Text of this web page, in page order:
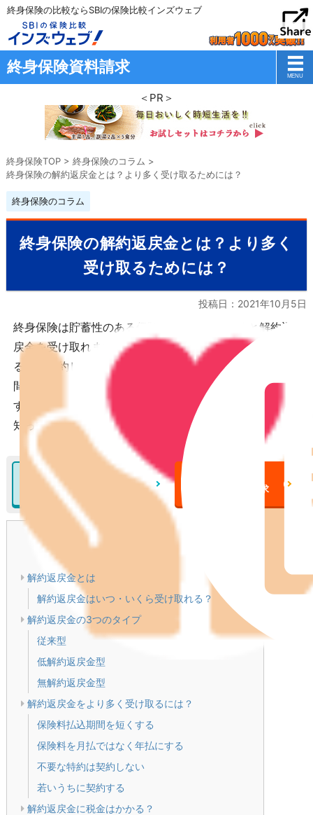
終身保険の比較ならSBIの保険比較インズウェブ
終身保険資料請求
＜PR＞
終身保険TOP> 終身保険のコラム >
終身保険の解約返戻金とは？より多く受け取るためには？
終身保険のコラム
終身保険の解約返戻金とは？より多く
受け取るためには？
投稿日： 2021年10月5日
終身保険は貯蓄性のある保険であり、解約すると解約返
戻金を受け取れます。解約返戻金としていくら受け取れ
るかは契約している保険の内容や契約してからの経過期
間によって異なってきます。貯蓄目的で終身保険に契約
する場合は損をしないように解約返戻金について詳しく
知っておきましょう。
終身保険について
の詳細をみる
一括資料請求
解約返戻金とは
解約返戻金はいつ・いくら受け取れる？
解約返戻金の3つのタイプ
従来型
低解約返戻金型
無解約返戻金型
解約返戻金をより多く受け取るには？
保険料払込期間を短くする
保険料を月払ではなく年払にする
不要な特約は契約しない
若いうちに契約する
解約返戻金に税金はかかる？